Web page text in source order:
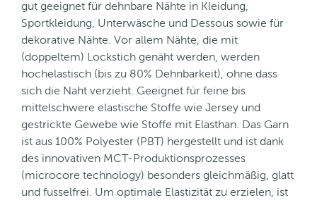
gut geeignet für dehnbare Nähte in Kleidung,
Sportkleidung, Unterwäsche und Dessous sowie für
dekorative Nähte. Vor allem Nähte, die mit
(doppeltem) Lockstich genäht werden, werden
hochelastisch (bis zu 80% Dehnbarkeit), ohne dass
sich die Naht verzieht. Geeignet für feine bis
mittelschwere elastische Stoffe wie Jersey und
gestrickte Gewebe wie Stoffe mit Elasthan. Das Garn
ist aus 100% Polyester (PBT) hergestellt und ist dank
des innovativen MCT-Produktionsprozesses
(microcore technology) besonders gleichmäßig, glatt
und fusselfrei. Um optimale Elastizität zu erzielen, ist